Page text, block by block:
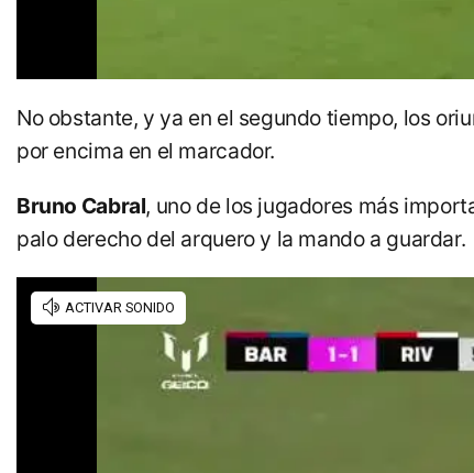
No obstante, y ya en el segundo tiempo, los
por encima en el marcador.
Bruno Cabral, uno de los jugadores más
palo derecho del arquero y la mando a guardar.